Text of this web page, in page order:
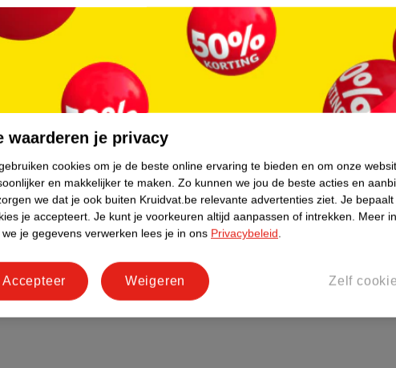
Score.
waarderen je privacy
cookies om je de beste online ervaring te bieden en om onze
en makkelijker te maken. Zo kunnen we jou de beste acties en
we dat je ook buiten Kruidvat.be relevante advertenties ziet. Je
je accepteert. Je kunt je voorkeuren altijd aanpassen of intrekken. Meer
we je gegevens verwerken lees je in ons Privacybeleid.
Zelf
Weigeren
Accepteer